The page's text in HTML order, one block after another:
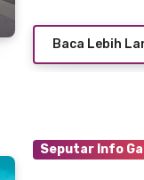
Baca Lebih
Seputar Info